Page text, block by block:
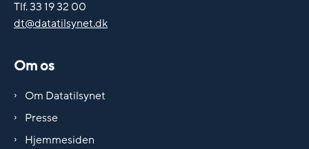
Tlf. 33 19 32 00
dt@datatilsynet.dk
Om os
Om Datatilsynet
Presse
Hjemmesiden